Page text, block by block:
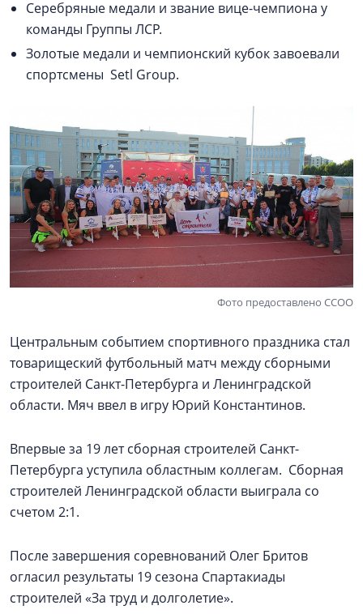
Серебряные медали и звание вице-чемпиона у
команды Группы ЛСР.
Золотые медали и чемпионский кубок завоевали
спортсмены Setl Group.
Фото предоставлено ССОО
Центральным событием спортивного праздника стал
товарищеский футбольный матч между сборными
строителей Санкт-Петербурга и Ленинградской
области. Мяч ввел в игру Юрий Константинов.
Впервые за 19 лет сборная строителей Санкт-
Петербурга уступила областным коллегам. Сборная
строителей Ленинградской области выиграла со
счетом 2:1.
После завершения соревнований Олег Бритов
огласил результаты 19 сезона Спартакиады
строителей «За труд и долголетие».